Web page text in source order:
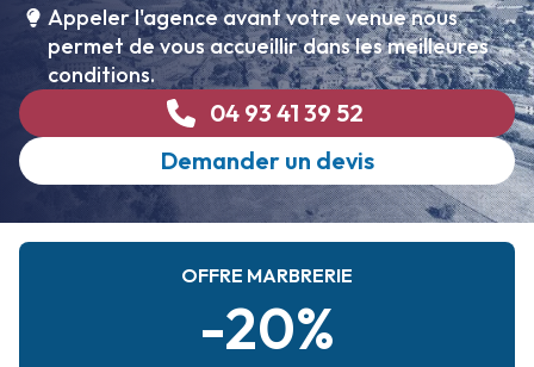
04 93 41 39 52
Demander un devis
Appeler l'agence avant votre venue nous
permet de vous accueillir dans les meilleures
conditions.
OFFRE MARBRERIE
-20%